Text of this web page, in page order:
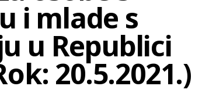
i mlade s
u Republici
20.5.2021.)